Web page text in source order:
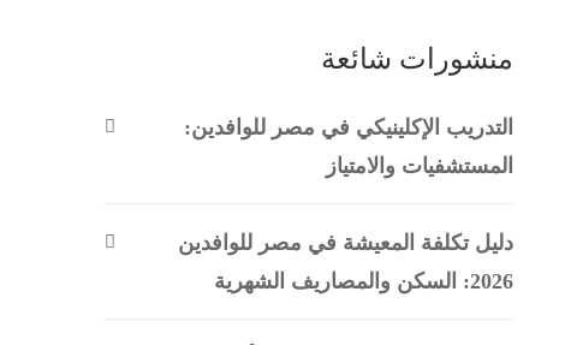
منشورات شائعة
التدريب الإكلينيكي في مصر للوافدين:
المستشفيات والامتياز
دليل تكلفة المعيشة في مصر للوافدين
2026: السكن والمصاريف الشهرية